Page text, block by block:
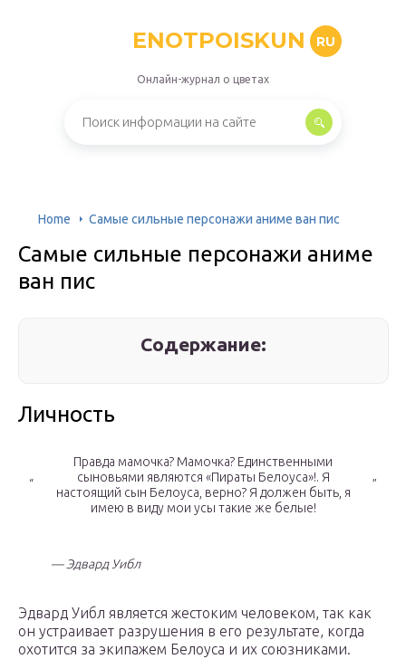
ENOTPOISKUN RU
Онлайн-журнал о цветах
Home Самые сильные персонажи аниме ван пис
Самые сильные персонажи аниме
ван пис
Содержание:
Личность
“
Правда мамочка? Мамочка? Единственными
сыновьями являются «Пираты Белоуса»!. Я
настоящий сын Белоуса, верно? Я должен быть, я
имею в виду мои усы такие же белые!
”
— Эдвард Уибл
Эдвард Уибл является жестоким человеком, так как
он устраивает разрушения в его результате, когда
охотится за экипажем Белоуса и их союзниками.